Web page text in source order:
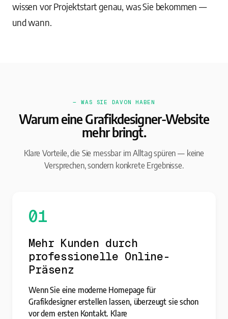
wissen vor Projektstart genau, was Sie bekommen —
und wann.
— WAS SIE DAVON HABEN
Warum eine Grafikdesigner-Website
mehr bringt.
Klare Vorteile, die Sie messbar im Alltag spüren — keine
Versprechen, sondern konkrete Ergebnisse.
01
Mehr Kunden durch
professionelle Online-
Präsenz
Wenn Sie eine moderne Homepage für
Grafikdesigner erstellen lassen, überzeugt sie schon
vor dem ersten Kontakt. Klare